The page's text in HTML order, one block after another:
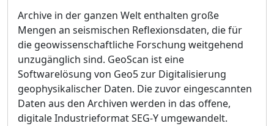
Archive in der ganzen Welt enthalten große
Mengen an seismischen Reflexionsdaten, die für
die geowissenschaftliche Forschung weitgehend
unzugänglich sind. GeoScan ist eine
Softwarelösung von Geo5 zur Digitalisierung
geophysikalischer Daten. Die zuvor eingescannten
Daten aus den Archiven werden in das offene,
digitale Industrieformat SEG-Y umgewandelt.